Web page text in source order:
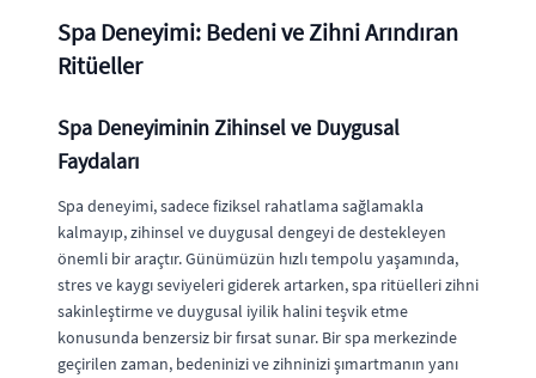
Spa Deneyimi: Bedeni ve Zihni Arındıran
Ritüeller
Spa Deneyiminin Zihinsel ve Duygusal
Faydaları
Spa deneyimi, sadece fiziksel rahatlama sağlamakla
kalmayıp, zihinsel ve duygusal dengeyi de destekleyen
önemli bir araçtır. Günümüzün hızlı tempolu yaşamında,
stres ve kaygı seviyeleri giderek artarken, spa ritüelleri zihni
sakinleştirme ve duygusal iyilik halini teşvik etme
konusunda benzersiz bir fırsat sunar. Bir spa merkezinde
geçirilen zaman, bedeninizi ve zihninizi şımartmanın yanı